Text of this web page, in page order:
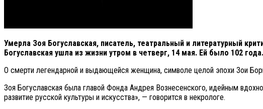
Умерла Зоя Богуславская, писатель, театральный и литературный
Богуславская ушла из жизни утром в четверг, 14 мая. Ей было 102 года.
О смерти легендарной и выдающейся женщина, символе целой эпохи Зои
Зоя Богуславская была главой Фонда Андрея Вознесенского, идейным
развитие русской культуры и искусства», — говорится в некрологе.